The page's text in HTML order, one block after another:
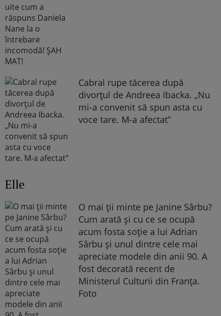
Cabral rupe tăcerea după
divorțul de Andreea Ibacka. „Nu
mi-a convenit să spun asta cu
voce tare. M-a afectat”
Elle
O mai ții minte pe Janine Sârbu?
Cum arată și cu ce se ocupă
acum fosta soție a lui Adrian
Sârbu și unul dintre cele mai
apreciate modele din anii 90. A
fost decorată recent de
Ministerul Culturii din Franța.
Foto